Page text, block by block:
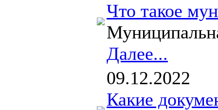
Что такое
Далее...
09.12.2022
Какие